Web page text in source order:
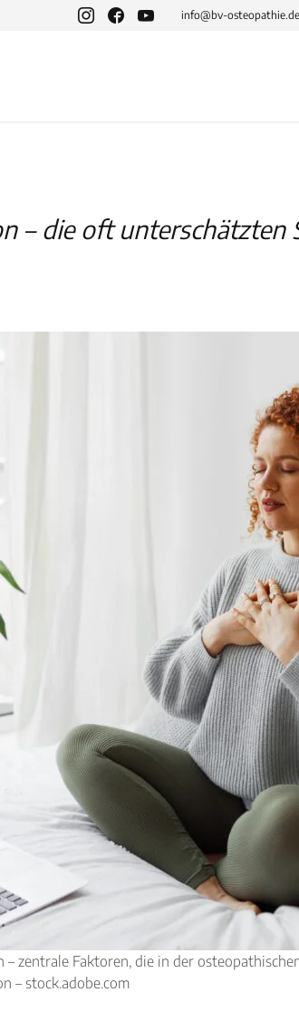
info@bv-osteopathie.de
– die oft unterschätzten
zentrale Faktoren, die in der
– stock.adobe.com